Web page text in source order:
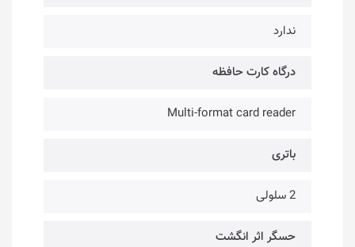
ندارد
درگاه کارت حافظه
Multi-format card reader
باتری
2 سلولی
حسگر اثر انگشت